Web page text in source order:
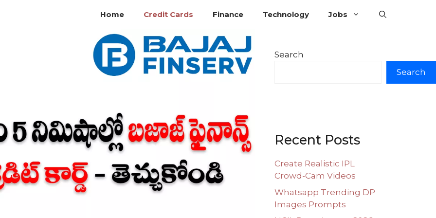
Home Credit Cards Finance Technology Jobs
Search
Search
Recent Posts
Create Realistic IPL
Crowd-Cam Videos
Whatsapp Trending DP
Images Prompts